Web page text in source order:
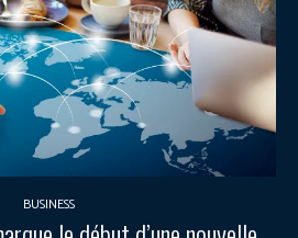
BUSINESS